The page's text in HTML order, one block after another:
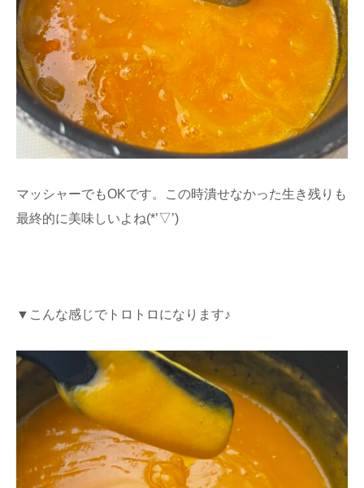
マッシャーでもOKです。この時潰せなかった生き残りも
最終的に美味しいよね(*’▽’)
▼こんな感じでトロトロになります♪